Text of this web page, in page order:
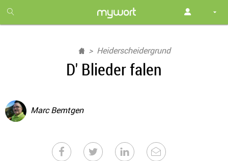
month
free
Heiderscheidergrund
D' Blieder falen
Marc Bemtgen